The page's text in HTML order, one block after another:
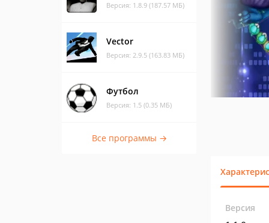
Версия: 1.8.9 (187.57 МБ)
Vector
Версия: 2.9.5 (163.83 МБ)
Футбол
Версия: 1.5 (0.35 МБ)
Все программы →
Версия